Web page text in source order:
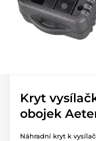
Kryt
obojek
Náhradní kryt k